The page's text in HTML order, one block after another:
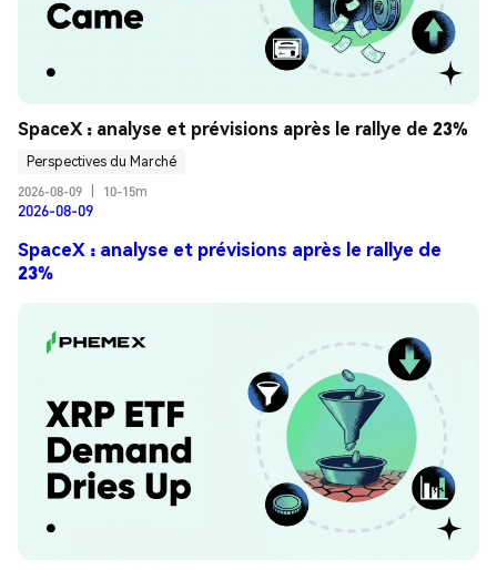
SpaceX : analyse et prévisions après le rallye de 23%
Perspectives du Marché
2026-08-09
10-15m
2026-08-09
SpaceX : analyse et prévisions après le rallye de
23%